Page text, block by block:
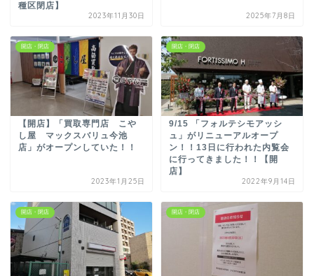
種区閉店】
2023年11月30日 2025年7月8日
開店・閉店
【開店】「買取専門店 こや
し屋 マックスバリュ今池
店」がオープンしていた！！
2023年1月25日
開店・閉店
9/15 「フォルテシモアッシ
ュ」がリニューアルオープ
ン！！13日に行われた内覧会
に行ってきました！！【開
店】
2022年9月14日
開店・閉店 開店・閉店